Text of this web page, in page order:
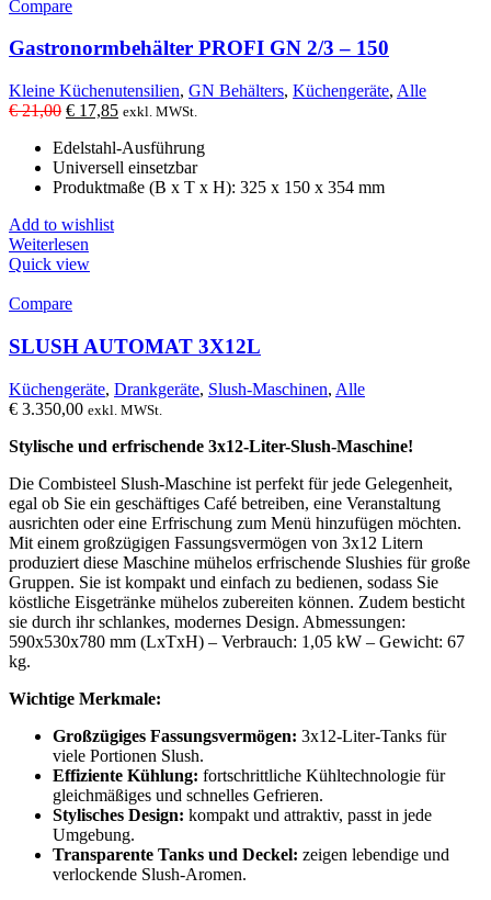
Compare
Gastronormbehälter PROFI GN 2/3 – 150
Kleine Küchenutensilien, GN Behälters, Küchengeräte, Alle
€21,00 Ursprünglicher
war:
€ 21,00
€ 17,85Aktueller
ist:
€ 17,85.
exkl. MWSt.
Edelstahl-Ausführung
Universell einsetzbar
Produktmaße (B x T x H): 325 x 150 x 354 mm
Add to wishlist
Weiterlesen
Quick view
Compare
SLUSH AUTOMAT 3X12L
Küchengeräte, Drankgeräte, Slush-Maschinen, Alle
€ 3.350,00 exkl. MWSt.
Stylische und erfrischende 3x12-Liter-Slush-Maschine!
Die Combisteel Slush-Maschine ist perfekt für jede Gelegenheit,
egal ob Sie ein geschäftiges Café betreiben, eine Veranstaltung
ausrichten oder eine Erfrischung zum Menü hinzufügen möchten.
Mit einem großzügigen Fassungsvermögen von 3x12 Litern
produziert diese Maschine mühelos erfrischende Slushies für große
Gruppen. Sie ist kompakt und einfach zu bedienen, sodass Sie
köstliche Eisgetränke mühelos zubereiten können. Zudem besticht
sie durch ihr schlankes, modernes Design. Abmessungen:
590x530x780 mm (LxTxH) – Verbrauch: 1,05 kW – Gewicht: 67
kg.
Wichtige Merkmale:
Großzügiges Fassungsvermögen: 3x12-Liter-Tanks für
viele Portionen Slush.
Effiziente Kühlung: fortschrittliche Kühltechnologie für
gleichmäßiges und schnelles Gefrieren.
Stylisches Design: kompakt und attraktiv, passt in jede
Umgebung.
Transparente Tanks und Deckel: zeigen lebendige und
verlockende Slush-Aromen.